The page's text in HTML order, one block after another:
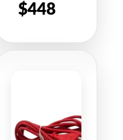
Sd Mp3 ( Leer
Oferta )
$448